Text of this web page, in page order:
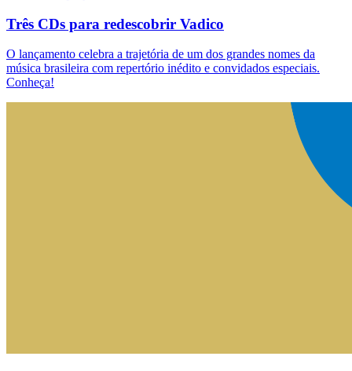
Três CDs para redescobrir Vadico
O lançamento celebra a trajetória de um dos grandes nomes da
música brasileira com repertório inédito e convidados especiais.
Conheça!